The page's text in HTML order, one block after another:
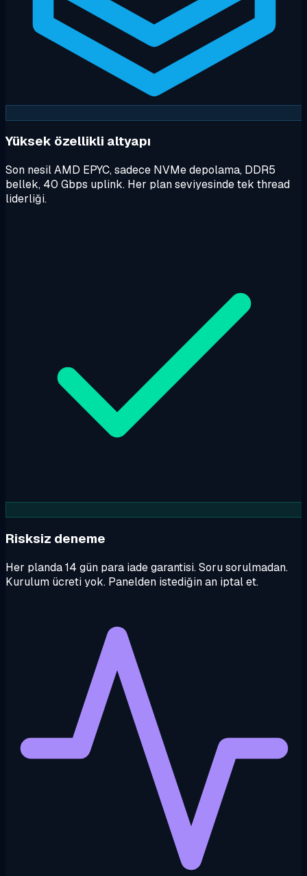
Yüksek özellikli altyapı
Son nesil AMD EPYC, sadece NVMe depolama, DDR5
bellek, 40 Gbps uplink. Her plan seviyesinde tek thread
liderliği.
Risksiz deneme
Her planda 14 gün para iade garantisi. Soru sorulmadan.
Kurulum ücreti yok. Panelden istediğin an iptal et.